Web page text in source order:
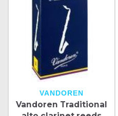
VANDOREN
Vandoren Traditional